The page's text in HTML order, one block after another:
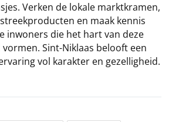
Verken de lokale marktkramen,
en maak kennis
inwoners die het hart van deze
Sint-Niklaas belooft een
vol karakter en gezelligheid.